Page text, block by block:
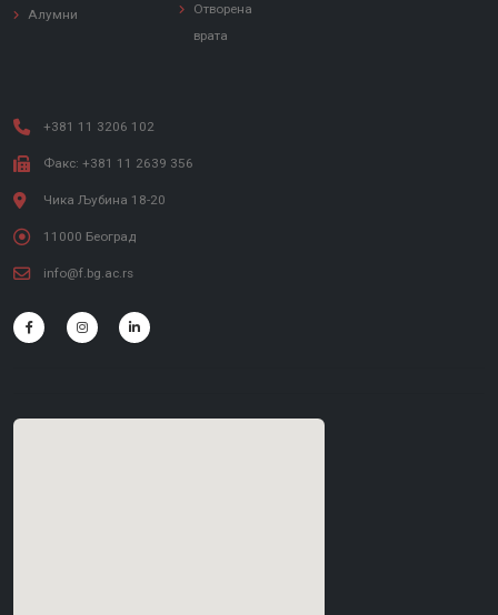
Алумни
Отворена
врата
+381 11 3206 102
Факс: +381 11 2639 356
Чика Љубина 18-20
11000 Београд
info@f.bg.ac.rs